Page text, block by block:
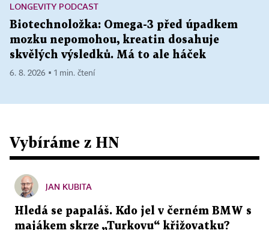
LONGEVITY PODCAST
Biotechnoložka: Omega-3 před úpadkem
mozku nepomohou, kreatin dosahuje
skvělých výsledků. Má to ale háček
6. 8. 2026 ▪ 1 min. čtení
Vybíráme z HN
JAN KUBITA
Hledá se papaláš. Kdo jel v černém BMW s
majákem skrze „Turkovu“ křižovatku?